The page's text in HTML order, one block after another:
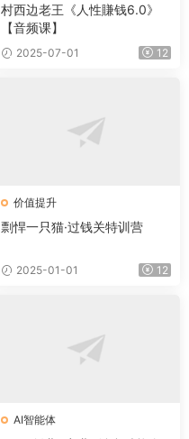
村西边老王《人性賺钱6.0》
【音频课】
2025-07-01 12
价值提升
剽悍一只猫·过钱关特训营
2025-01-01 12
AI智能体